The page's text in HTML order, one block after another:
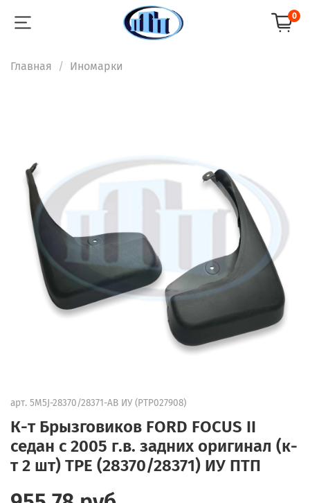
0
Главная Иномарки
арт. 5M5J-28370/28371-AB ИУ (PTP027908)
К-т Брызговиков FORD FOCUS II
седан с 2005 г.в. задних оригинал (к-
т 2 шт) ТРЕ (28370/28371) ИУ ПТП